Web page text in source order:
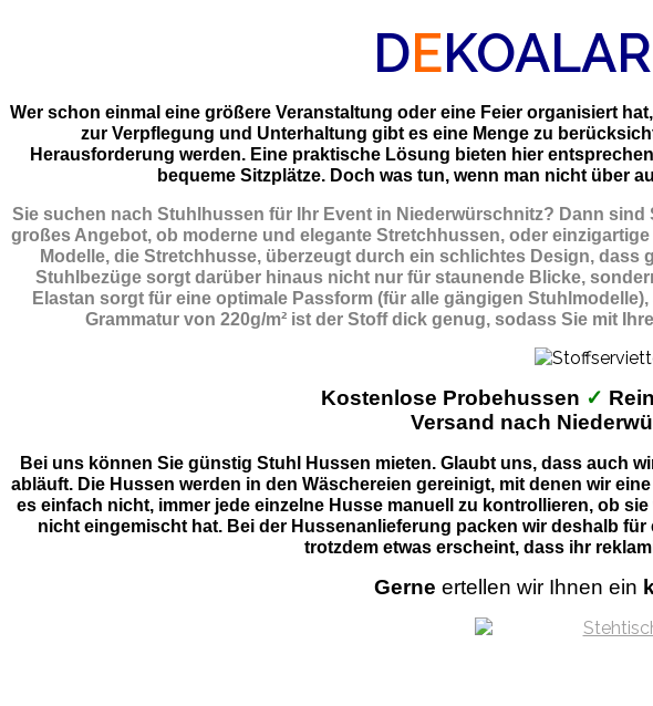
DE
Wer schon einmal eine größere Veranstaltung oder eine Feier organisiert
zur Verpflegung und Unterhaltung gibt es eine Menge zu
Herausforderung werden. Eine praktische Lösung bieten hier
bequeme Sitzplätze. Doch was tun, wenn man nicht über
Sie suchen nach Stuhlhussen für Ihr Event in Niederwürschnitz? Dann sind
großes Angebot, ob moderne und elegante Stretchhussen, oder
Modelle, die Stretchhusse, überzeugt durch ein schlichtes Design,
Stuhlbezüge sorgt darüber hinaus nicht nur für staunende Blicke,
Elastan sorgt für eine optimale Passform (für alle gängigen
Grammatur von 220g/m² ist der Stoff dick genug, sodass Sie mit
Kostenlose Probehussen ✓
Versand nach
Bei uns können Sie günstig Stuhl Hussen mieten. Glaubt uns, dass auch
abläuft. Die Hussen werden in den Wäschereien gereinigt, mit denen wir
es einfach nicht, immer jede einzelne Husse manuell zu kontrollieren, ob
nicht eingemischt hat. Bei der Hussenanlieferung packen wir deshalb
trotzdem etwas erscheint, dass ihr
Gerne ertellen wir Ihnen ein